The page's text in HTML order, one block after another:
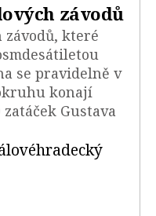
závodů
závodů, které
se pravidelně v
konají
Gustava